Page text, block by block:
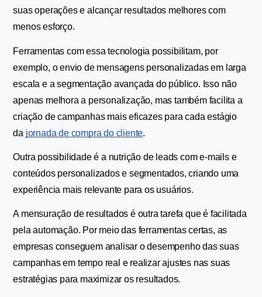
suas operações e alcançar resultados melhores com
menos esforço.
Ferramentas com essa tecnologia possibilitam, por
exemplo, o envio de mensagens personalizadas em larga
escala e a segmentação avançada do público. Isso não
apenas melhora a personalização, mas também facilita a
criação de campanhas mais eficazes para cada estágio
da jornada de compra do cliente.
Outra possibilidade é a nutrição de leads com e-mails e
conteúdos personalizados e segmentados, criando uma
experiência mais relevante para os usuários.
A mensuração de resultados é outra tarefa que é facilitada
pela automação. Por meio das ferramentas certas, as
empresas conseguem analisar o desempenho das suas
campanhas em tempo real e realizar ajustes nas suas
estratégias para maximizar os resultados.